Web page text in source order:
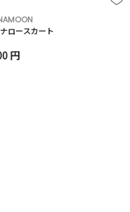
ロースカート
円